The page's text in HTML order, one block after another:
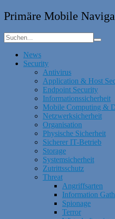
Primäre Mobile
News
Security
Antivirus
Application & Host
Endpoint Security
Informationssicherheit
Mobile Computing &
Netzwerksicherheit
Organisation
Physische Sicherheit
Sicherer IT-Betrieb
Storage
Systemsicherheit
Zutrittsschutz
Threat
Angriffsarten
Information
Spionage
Terror